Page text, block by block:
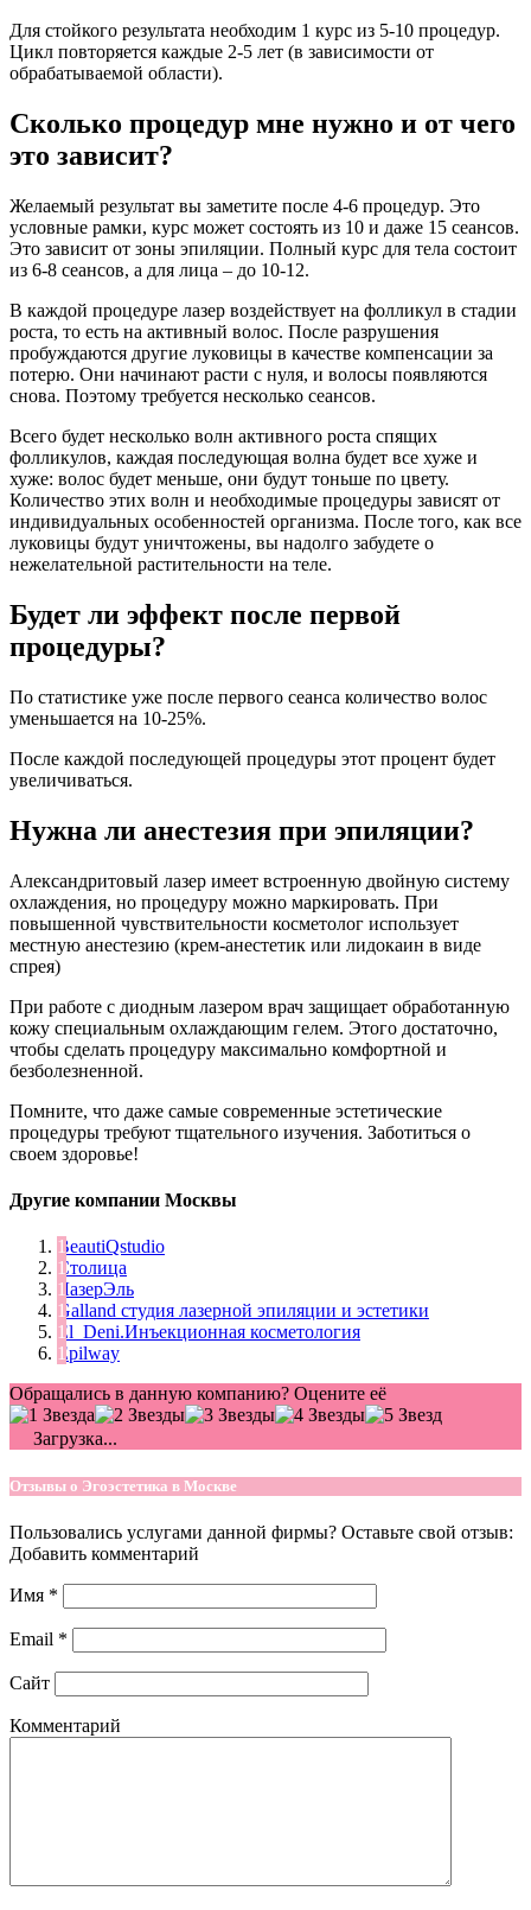
Для стойкого результата необходим 1 курс из 5-10 процедур.
Цикл повторяется каждые 2-5 лет (в зависимости от
обрабатываемой области).
Сколько процедур мне нужно и от чего
это зависит?
Желаемый результат вы заметите после 4-6 процедур. Это
условные рамки, курс может состоять из 10 и даже 15 сеансов.
Это зависит от зоны эпиляции. Полный курс для тела состоит
из 6-8 сеансов, а для лица – до 10-12.
В каждой процедуре лазер воздействует на фолликул в стадии
роста, то есть на активный волос. После разрушения
пробуждаются другие луковицы в качестве компенсации за
потерю. Они начинают расти с нуля, и волосы появляются
снова. Поэтому требуется несколько сеансов.
Всего будет несколько волн активного роста спящих
фолликулов, каждая последующая волна будет все хуже и
хуже: волос будет меньше, они будут тоньше по цвету.
Количество этих волн и необходимые процедуры зависят от
индивидуальных особенностей организма. После того, как все
луковицы будут уничтожены, вы надолго забудете о
нежелательной растительности на теле.
Будет ли эффект после первой
процедуры?
По статистике уже после первого сеанса количество волос
уменьшается на 10-25%.
После каждой последующей процедуры этот процент будет
увеличиваться.
Нужна ли анестезия при эпиляции?
Александритовый лазер имеет встроенную двойную систему
охлаждения, но процедуру можно маркировать. При
повышенной чувствительности косметолог использует
местную анестезию (крем-анестетик или лидокаин в виде
спрея)
При работе с диодным лазером врач защищает обработанную
кожу специальным охлаждающим гелем. Этого достаточно,
чтобы сделать процедуру максимально комфортной и
безболезненной.
Помните, что даже самые современные эстетические
процедуры требуют тщательного изучения. Заботиться о
своем здоровье!
Другие компании Москвы
BeautiQstudio
Столица
ЛазерЭль
Galland студия лазерной эпиляции и эстетики
El_Deni.Инъекционная косметология
Epilway
Обращались в данную компанию? Оцените её
Загрузка...
Отзывы о Эгоэстетика в Москве
Пользовались услугами данной фирмы? Оставьте свой отзыв:
Добавить комментарий
Имя *
Email *
Сайт
Комментарий